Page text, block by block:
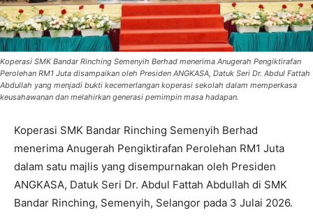
Koperasi SMK Bandar Rinching Semenyih Berhad menerima Anugerah Pengiktirafan
Perolehan RM1 Juta disampaikan oleh Presiden ANGKASA, Datuk Seri Dr. Abdul Fattah
Abdullah yang menjadi bukti kecemerlangan koperasi sekolah dalam memperkasa
keusahawanan dan melahirkan generasi pemimpin masa hadapan.
Koperasi SMK Bandar Rinching Semenyih Berhad
menerima Anugerah Pengiktirafan Perolehan RM1 Juta
dalam satu majlis yang disempurnakan oleh Presiden
ANGKASA, Datuk Seri Dr. Abdul Fattah Abdullah di SMK
Bandar Rinching, Semenyih, Selangor pada 3 Julai 2026.